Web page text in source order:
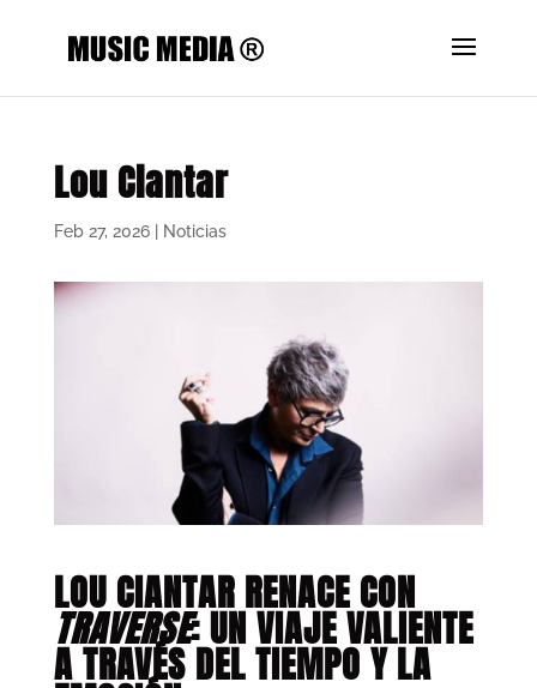
Lou Ciantar
Feb 27, 2026| Noticias
LOU CIANTAR RENACE CON
TRAVERSE: UN VIAJE VALIENTE
A TRAVÉS DEL TIEMPO Y LA